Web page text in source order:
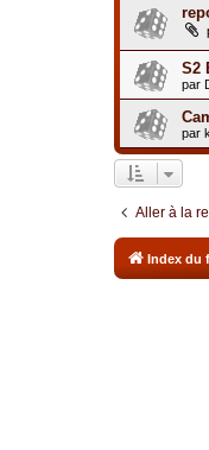
S2
par
par
Aller à la
Index du